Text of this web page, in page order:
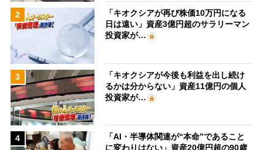
2
「キオクシアが再び株価10万円になる
日は遠い」資産3億円超のサラリーマン
投資家が…
3
「キオクシアが今後も利益を出し続け
るかは分からない」資産11億円の個人
投資家が…
4
「AI・半導体関連が“本命”であること
に変わりはない」資産20億円超の90歳